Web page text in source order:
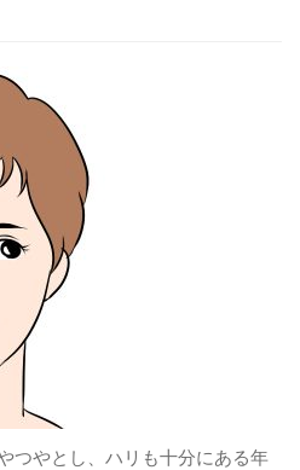
つやとし、ハリも十分にある年